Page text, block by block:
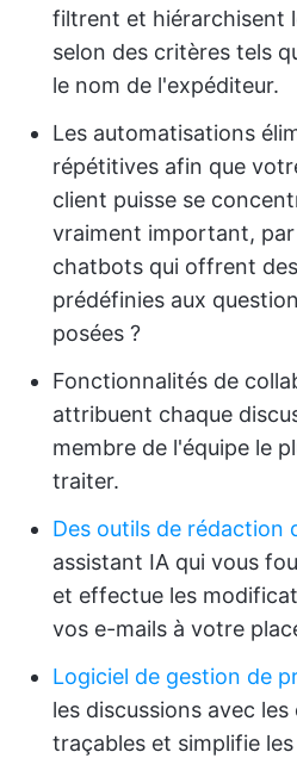
filtrent et hiérarchisent
selon des critères tels
le nom de l'expéditeur.
Les automatisations
répétitives afin que
client puisse se
vraiment important, par
chatbots qui offrent
prédéfinies aux
posées ?
Fonctionnalités de
attribuent chaque
membre de l'équipe le
traiter.
Des outils de rédaction
assistant IA qui vous
et effectue les
vos e-mails à votre
Logiciel de gestion de
les discussions avec
traçables et simplifie les